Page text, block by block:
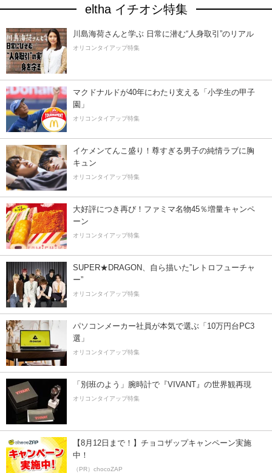
eltha イチオシ特集
川島海荷さんと学ぶ 日常に潜む“人身取引”のリアル
オリコンタイアップ特集
マクドナルドが40年にわたり支える「小学生の甲子
園」
オリコンタイアップ特集
イケメンてんこ盛り！尊すぎる男子の純情ラブに胸
キュン
オリコンタイアップ特集
大好評につき再び！ファミマ名物45％増量キャンペ
ーン
オリコンタイアップ特集
SUPER★DRAGON、自ら描いた”レトロフューチャ
ー”
オリコンタイアップ特集
パソコンメーカー社員が本気で選ぶ「10万円台PC3
選」
オリコンタイアップ特集
「別班のよう」腕時計で『VIVANT』の世界観再現
オリコンタイアップ特集
【8月12日まで！】チョコザップキャンペーン実施
中！
（PR）chocoZAP